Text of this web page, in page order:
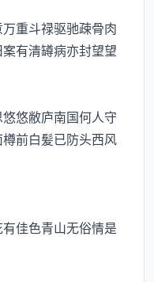
重斗禄驱驰疎骨肉
有清罇病亦封望望
悠敝庐南国何人守
前白髪已防头西风
佳色青山无俗情是